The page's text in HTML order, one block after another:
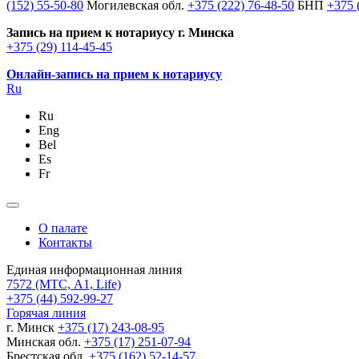
(152) 55-50-80 Могилевская обл. +375 (222) 76-48-50 БНП +375
Запись на прием к нотариусу г. Минска
+375 (29) 114-45-45
Онлайн-запись на прием к нотариусу
Ru
Ru
Eng
Bel
Es
Fr
О палате
Контакты
Единая информационная линия
7572 (МТС, A1, Life)
+375 (44) 592-99-27
Горячая линия
г. Минск +375 (17) 243-08-95
Минская обл. +375 (17) 251-07-94
Брестская обл. +375 (162) 52-14-57